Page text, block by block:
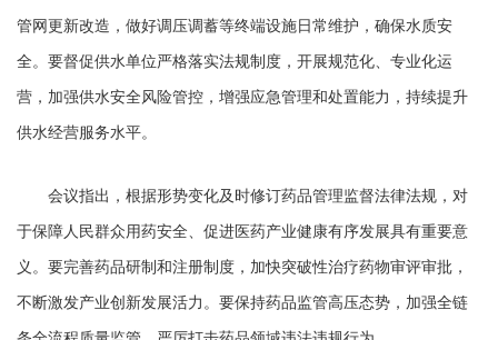
管网更新改造，做好调压调蓄等终端设施日常维护，确保水质安
全。要督促供水单位严格落实法规制度，开展规范化、专业化运
营，加强供水安全风险管控，增强应急管理和处置能力，持续提升
供水经营服务水平。
会议指出，根据形势变化及时修订药品管理监督法律法规，对
于保障人民群众用药安全、促进医药产业健康有序发展具有重要意
义。要完善药品研制和注册制度，加快突破性治疗药物审评审批，
不断激发产业创新发展活力。要保持药品监管高压态势，加强全链